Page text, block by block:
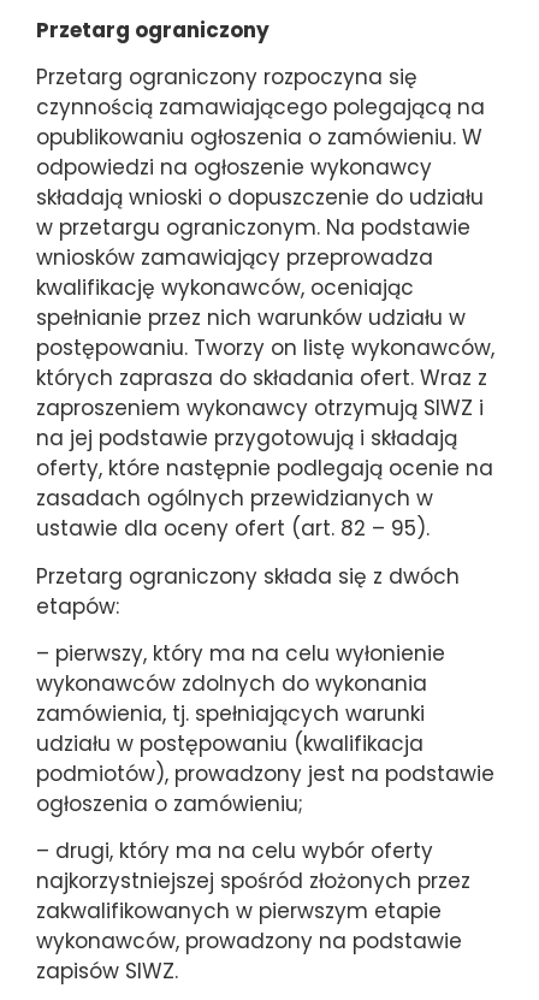
Przetarg ograniczony
Przetarg ograniczony rozpoczyna się
czynnością zamawiającego polegającą na
opublikowaniu ogłoszenia o zamówieniu. W
odpowiedzi na ogłoszenie wykonawcy
składają wnioski o dopuszczenie do udziału
w przetargu ograniczonym. Na podstawie
wniosków zamawiający przeprowadza
kwalifikację wykonawców, oceniając
spełnianie przez nich warunków udziału w
postępowaniu. Tworzy on listę wykonawców,
których zaprasza do składania ofert. Wraz z
zaproszeniem wykonawcy otrzymują SIWZ i
na jej podstawie przygotowują i składają
oferty, które następnie podlegają ocenie na
zasadach ogólnych przewidzianych w
ustawie dla oceny ofert (art. 82 – 95).
Przetarg ograniczony składa się z dwóch
etapów:
– pierwszy, który ma na celu wyłonienie
wykonawców zdolnych do wykonania
zamówienia, tj. spełniających warunki
udziału w postępowaniu (kwalifikacja
podmiotów), prowadzony jest na podstawie
ogłoszenia o zamówieniu;
– drugi, który ma na celu wybór oferty
najkorzystniejszej spośród złożonych przez
zakwalifikowanych w pierwszym etapie
wykonawców, prowadzony na podstawie
zapisów SIWZ.